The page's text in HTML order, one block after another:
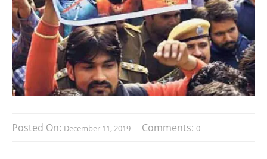
Posted On: December 11, 2019 Comments: 0